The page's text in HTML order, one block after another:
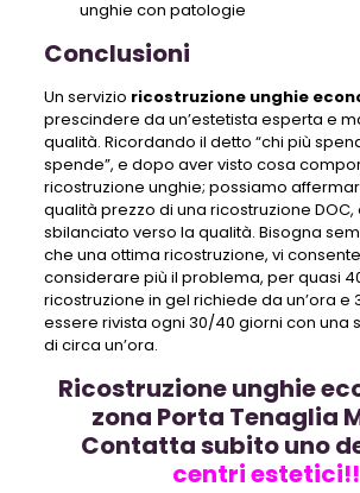
unghie con patologie
Conclusioni
Un servizio ricostruzione unghie
prescindere da un’estetista esperta e
qualità. Ricordando il detto “chi più
spende”, e dopo aver visto cosa
ricostruzione unghie; possiamo
qualità prezzo di una ricostruzione
sbilanciato verso la qualità. Bisogna
che una ottima ricostruzione, vi
considerare più il problema, per quasi
ricostruzione in gel richiede da un’ora e
essere rivista ogni 30/40 giorni con una
di circa un’ora.
Ricostruzione unghie
zona Porta Tenaglia
Contatta subito uno
centri estetici!!